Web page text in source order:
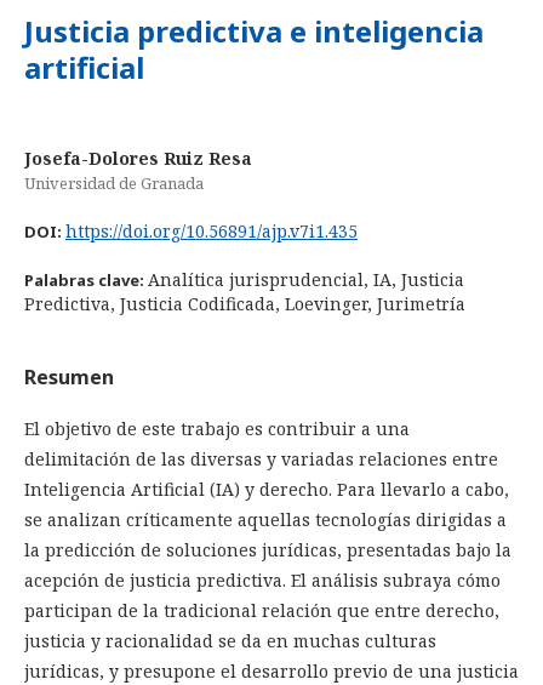
Justicia predictiva e inteligencia
artificial
Josefa-Dolores Ruiz Resa
Universidad de Granada
DOI: https://doi.org/10.56891/ajp.v7i1.435
Palabras clave: Analítica jurisprudencial, IA, Justicia
Predictiva, Justicia Codificada, Loevinger, Jurimetría
Resumen
El objetivo de este trabajo es contribuir a una
delimitación de las diversas y variadas relaciones entre
Inteligencia Artificial (IA) y derecho. Para llevarlo a cabo,
se analizan críticamente aquellas tecnologías dirigidas a
la predicción de soluciones jurídicas, presentadas bajo la
acepción de justicia predictiva. El análisis subraya cómo
participan de la tradicional relación que entre derecho,
justicia y racionalidad se da en muchas culturas
jurídicas, y presupone el desarrollo previo de una justicia